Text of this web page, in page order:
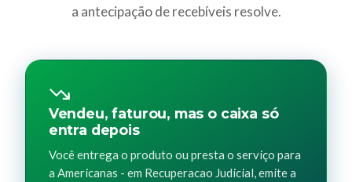
a antecipação de recebíveis resolve.
Vendeu, faturou, mas o caixa só
entra depois
Você entrega o produto ou presta o serviço para
a Americanas - em Recuperacao Judicial, emite a